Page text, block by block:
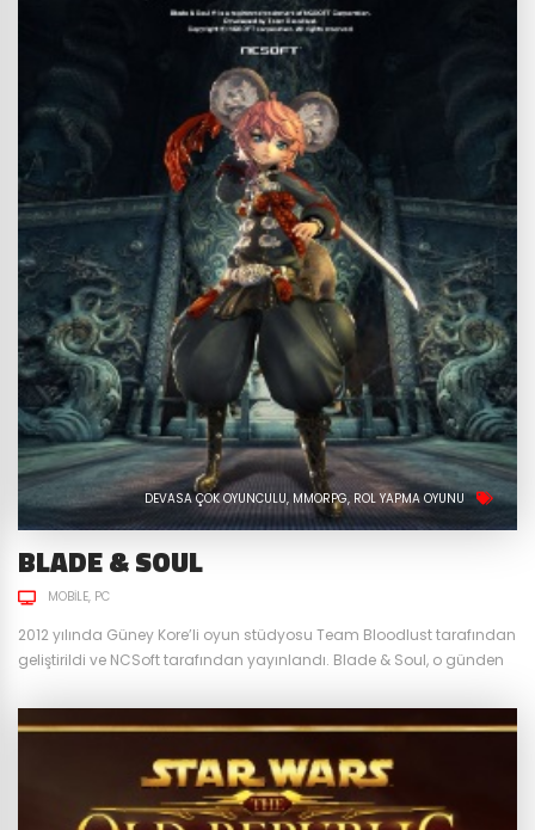
DEVASA ÇOK OYUNCULU MMORPG ROL YAPMA OYUNU
BLADE & SOUL
MOBILE PC
2012 yılında Güney Kore’li oyun stüdyosu Team Bloodlust tarafından
geliştirildi ve NCSoft tarafından yayınlandı. Blade & Soul, o günden
özellikle birçok Asya MMORPG oyununa örnek olmuş oyunlardan
biridir. Aradan geçen zamana rağmen bakalım oyun bizlere neler
sunuyor. Uzak Doğu Dövüş Sanatlarını MMORPG’ye Uyarlayan İlk